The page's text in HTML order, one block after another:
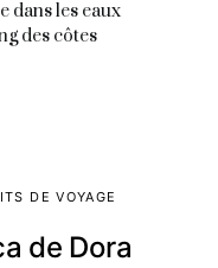
dans les eaux
des côtes
DE VOYAGE
de Dora